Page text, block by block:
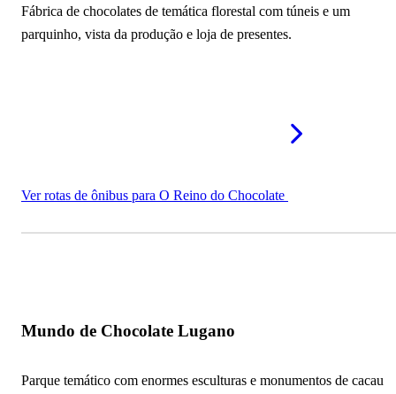
Fábrica de chocolates de temática florestal com túneis e um
parquinho, vista da produção e loja de presentes.
Ver rotas de ônibus para O Reino do Chocolate
Mundo de Chocolate Lugano
Parque temático com enormes esculturas e monumentos de cacau